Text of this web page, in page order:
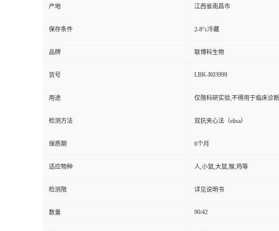
产地 江西省南昌市
保存条件 2-8°c冷藏
品牌 联博科生物
货号 LBK-R03999
用途 仅限科研实验,不得用于临床诊断
检测方法 双抗夹心法（elisa）
保质期 6个月
适应物种 人,小鼠,大鼠,猴,鸡等
检测限 详见说明书
数量 90/42